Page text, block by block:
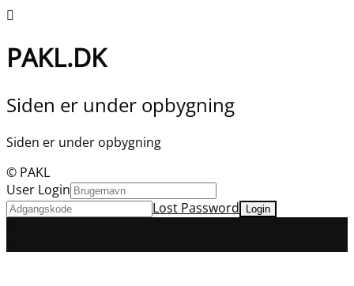
PAKL.DK
Siden er under opbygning
Siden er under opbygning
© PAKL
User Login
Lost Password